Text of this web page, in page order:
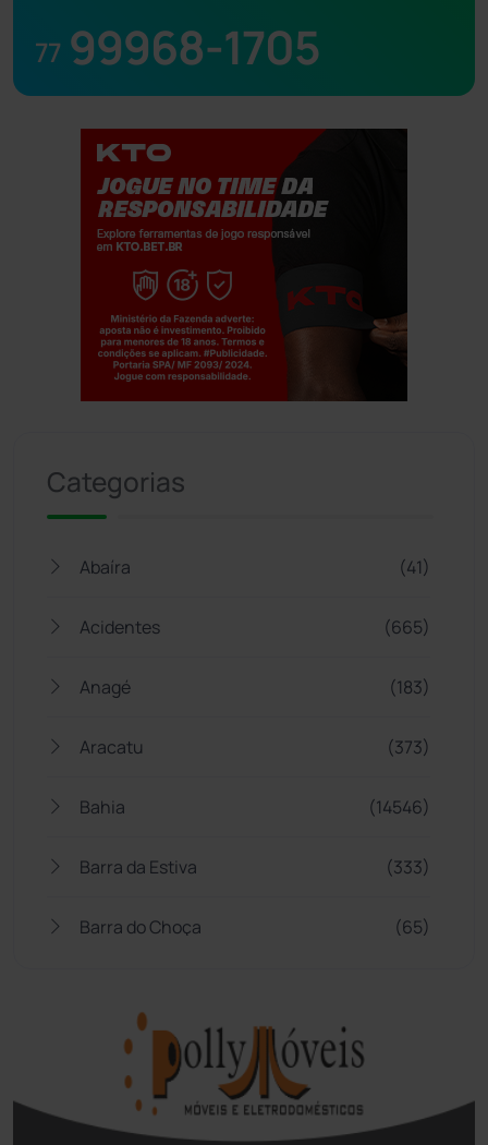
77 99968-1705
Categorias
Abaíra (41)
Acidentes (665)
Anagé (183)
Aracatu (373)
Bahia (14546)
Barra da Estiva (333)
Barra do Choça (65)
Bom Jesus da Lapa
Boquira